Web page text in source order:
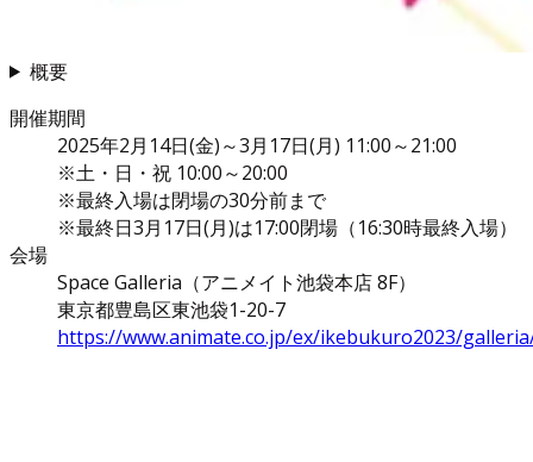
概要
開催期間
2025年2月14日(金)～3月17日(月) 11:00～21:00
※土・日・祝 10:00～20:00
※最終入場は閉場の30分前まで
※最終日3月17日(月)は17:00閉場（16:30時最終入場）
会場
Space Galleria（アニメイト池袋本店 8F）
東京都豊島区東池袋1-20-7
https://www.animate.co.jp/ex/ikebukuro2023/